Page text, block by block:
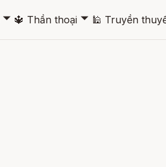
🞃 🔱 Thần thoại 🞃 🕌 Truyền